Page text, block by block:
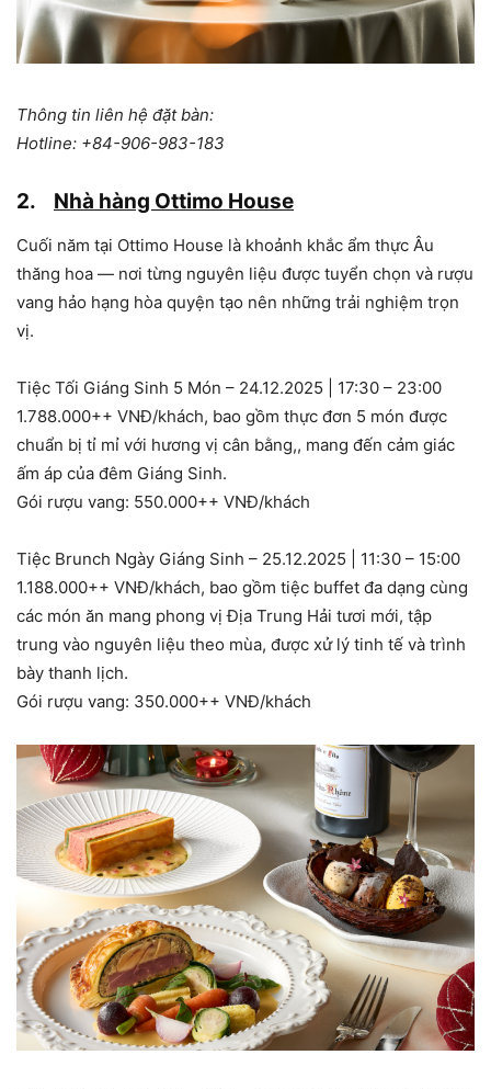
Thông tin liên hệ đặt bàn:
Hotline: +84-906-983-183
2. Nhà hàng Ottimo House
Cuối năm tại Ottimo House là khoảnh khắc ẩm thực Âu
thăng hoa — nơi từng nguyên liệu được tuyển chọn và rượu
vang hảo hạng hòa quyện tạo nên những trải nghiệm trọn
vị.
Tiệc Tối Giáng Sinh 5 Món – 24.12.2025 | 17:30 – 23:00
1.788.000++ VNĐ/khách, bao gồm thực đơn 5 món được
chuẩn bị tỉ mỉ với hương vị cân bằng,, mang đến cảm giác
ấm áp của đêm Giáng Sinh.
Gói rượu vang: 550.000++ VNĐ/khách
Tiệc Brunch Ngày Giáng Sinh – 25.12.2025 | 11:30 – 15:00
1.188.000++ VNĐ/khách, bao gồm tiệc buffet đa dạng cùng
các món ăn mang phong vị Địa Trung Hải tươi mới, tập
trung vào nguyên liệu theo mùa, được xử lý tinh tế và trình
bày thanh lịch.
Gói rượu vang: 350.000++ VNĐ/khách